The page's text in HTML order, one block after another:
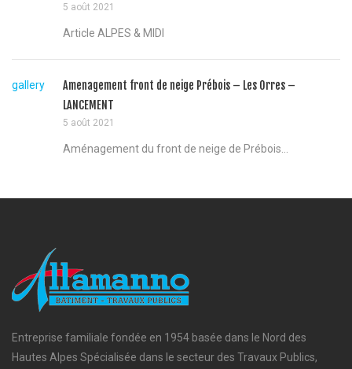
5 août 2021
Article ALPES & MIDI
gallery
Amenagement front de neige Prébois – Les Orres –
LANCEMENT
5 août 2021
Aménagement du front de neige de Prébois...
Entreprise familiale fondée en 1954 basée dans le Nord des
Hautes Alpes Spécialisée dans le secteur des Travaux Publics,